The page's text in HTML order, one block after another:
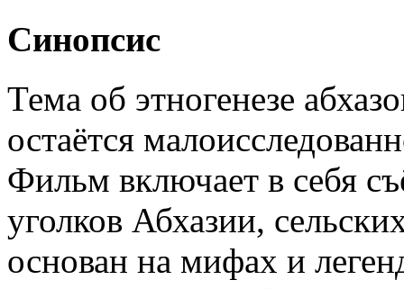
Синопсис
Тема об этногенезе
остаётся
Фильм включает в себя
уголков Абхазии,
основан на мифах и